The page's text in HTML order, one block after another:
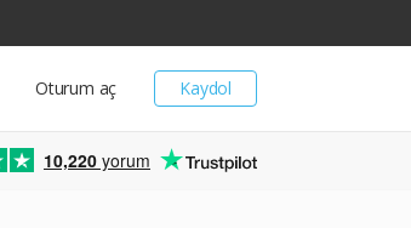
Kaydol
Oturum aç
10,220 yorum